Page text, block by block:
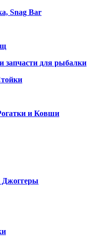
Snag Bar
запчасти для рыбалки
и Ковши